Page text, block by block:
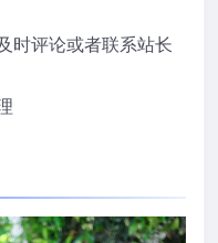
时评论或者联系站长